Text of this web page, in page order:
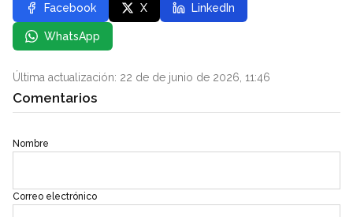
Facebook X LinkedIn
WhatsApp
Última actualización: 22 de de junio de 2026, 11:46
Comentarios
Nombre
Correo electrónico